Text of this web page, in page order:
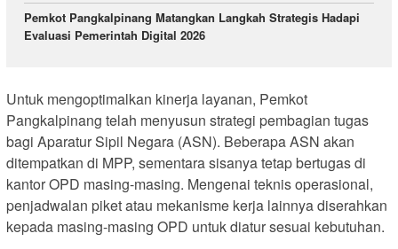
Pemkot Pangkalpinang Matangkan Langkah Strategis Hadapi
Evaluasi Pemerintah Digital 2026
Untuk mengoptimalkan kinerja layanan, Pemkot
Pangkalpinang telah menyusun strategi pembagian tugas
bagi Aparatur Sipil Negara (ASN). Beberapa ASN akan
ditempatkan di MPP, sementara sisanya tetap bertugas di
kantor OPD masing-masing. Mengenai teknis operasional,
penjadwalan piket atau mekanisme kerja lainnya diserahkan
kepada masing-masing OPD untuk diatur sesuai kebutuhan.